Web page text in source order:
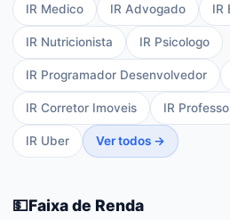
IR Medico IR Advogado IR
IR Nutricionista IR Psicologo
IR Programador Desenvolvedor
IR Corretor Imoveis IR
IR Uber Ver todos →
💵Faixa de Renda